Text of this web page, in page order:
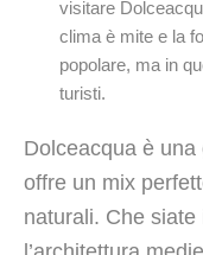
visitare
clima è mite e la
popolare, ma in
turisti.
Dolceacqua è
offre un mix
naturali. Che